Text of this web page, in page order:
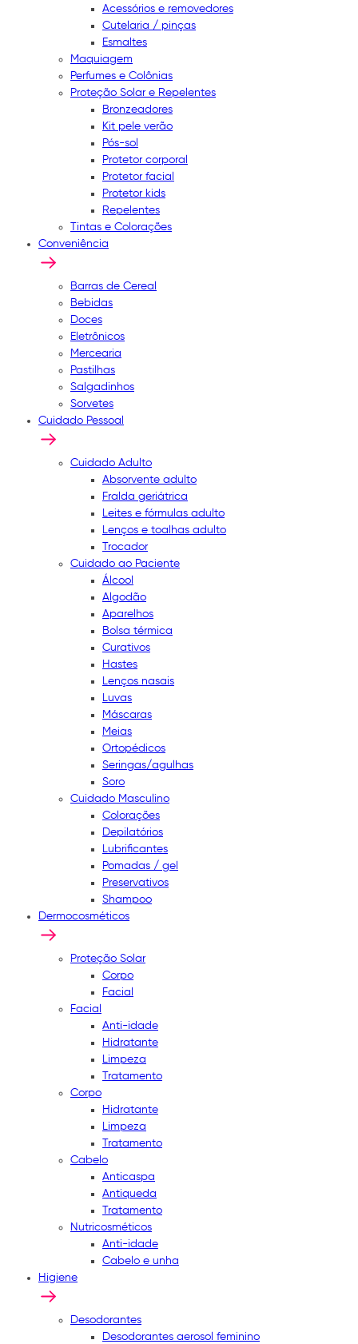
Acessórios e removedores
Cutelaria / pinças
Esmaltes
Maquiagem
Perfumes e Colônias
Proteção Solar e Repelentes
Bronzeadores
Kit pele verão
Pós-sol
Protetor corporal
Protetor facial
Protetor kids
Repelentes
Tintas e Colorações
Conveniência
Barras de Cereal
Bebidas
Doces
Eletrônicos
Mercearia
Pastilhas
Salgadinhos
Sorvetes
Cuidado Pessoal
Cuidado Adulto
Absorvente adulto
Fralda geriátrica
Leites e fórmulas adulto
Lenços e toalhas adulto
Trocador
Cuidado ao Paciente
Álcool
Algodão
Aparelhos
Bolsa térmica
Curativos
Hastes
Lenços nasais
Luvas
Máscaras
Meias
Ortopédicos
Seringas/agulhas
Soro
Cuidado Masculino
Colorações
Depilatórios
Lubrificantes
Pomadas / gel
Preservativos
Shampoo
Dermocosméticos
Proteção Solar
Corpo
Facial
Facial
Anti-idade
Hidratante
Limpeza
Tratamento
Corpo
Hidratante
Limpeza
Tratamento
Cabelo
Anticaspa
Antiqueda
Tratamento
Nutricosméticos
Anti-idade
Cabelo e unha
Higiene
Desodorantes
Desodorantes aerosol feminino